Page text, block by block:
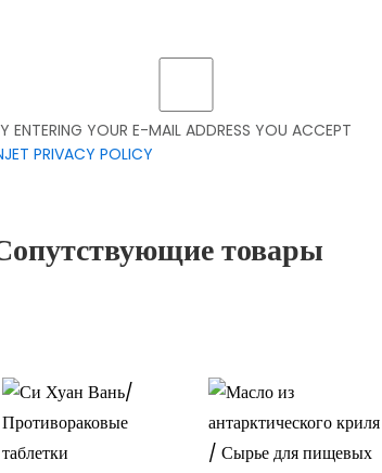
ENTERING YOUR E-MAIL ADDRESS YOU ACCEPT
PRIVACY POLICY
товары